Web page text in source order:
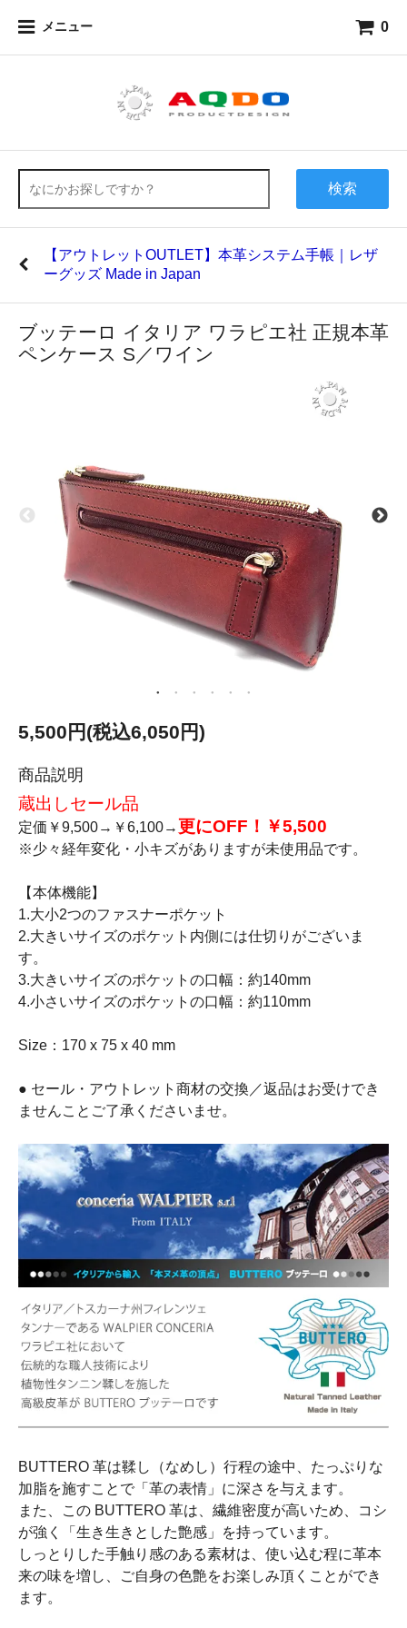
メニュー 0
検索
【アウトレットOUTLET】本革システム手帳｜レザ
ーグッズ Made in Japan
ブッテーロ イタリア ワラピエ社 正規本革
ペンケース S／ワイン
5,500円(税込6,050円)
商品説明
蔵出しセール品
定価￥9,500→￥6,100→更にOFF！￥5,500
※少々経年変化・小キズがありますが未使用品です。
【本体機能】
1.大小2つのファスナーポケット
2.大きいサイズのポケット内側には仕切りがございま
す。
3.大きいサイズのポケットの口幅：約140mm
4.小さいサイズのポケットの口幅：約110mm
Size：170 x 75 x 40 mm
● セール・アウトレット商材の交換／返品はお受けでき
ませんことご了承くださいませ。
BUTTERO 革は鞣し（なめし）行程の途中、たっぷりな
加脂を施すことで「革の表情」に深さを与えます。
また、この BUTTERO 革は、繊維密度が高いため、コシ
が強く「生き生きとした艶感」を持っています。
しっとりした手触り感のある素材は、使い込む程に革本
来の味を増し、ご自身の色艶をお楽しみ頂くことができ
ます。